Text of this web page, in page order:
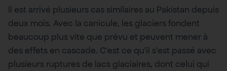
Il est arrivé plusieurs cas similaires au Pakistan depuis
deux mois. Avec la canicule, les glaciers fondent
beaucoup plus vite que prévu et peuvent mener à
des effets en cascade. C’est ce qu’il s’est passé avec
plusieurs ruptures de lacs glaciaires, dont celui qui